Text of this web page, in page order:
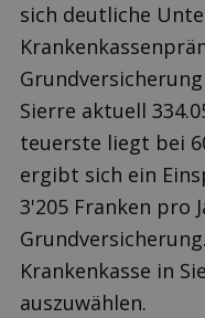
sich deutliche
Sierre aktuell
teuerste liegt bei
ergibt sich ein
3'205 Franken pro
Krankenkasse in
auszuwählen.